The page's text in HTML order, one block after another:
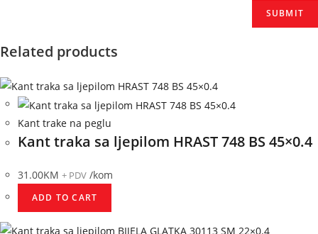
Related products
Kant trake na peglu
Kant traka sa ljepilom HRAST 748 BS 45×0.4
31.00KM + PDV /kom
ADD TO CART